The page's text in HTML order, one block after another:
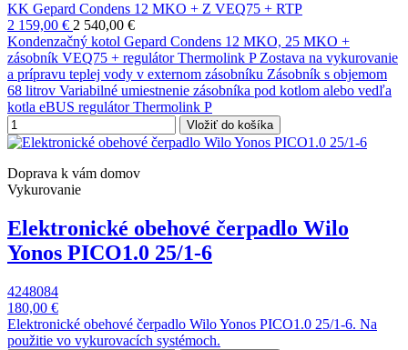
KK Gepard Condens 12 MKO + Z VEQ75 + RTP
2 159,00 € 2 540,00 €
Kondenzačný kotol Gepard Condens 12 MKO, 25 MKO +
zásobník VEQ75 + regulátor Thermolink P Zostava na vykurovanie
a prípravu teplej vody v externom zásobníku Zásobník s objemom
68 litrov Variabilné umiestnenie zásobníka pod kotlom alebo vedľa
kotla eBUS regulátor Thermolink P
Vložiť do košíka
Doprava k vám domov
Vykurovanie
Elektronické obehové čerpadlo Wilo
Yonos PICO1.0 25/1-6
4248084
180,00 €
Elektronické obehové čerpadlo Wilo Yonos PICO1.0 25/1-6. Na
použitie vo vykurovacích systémoch.